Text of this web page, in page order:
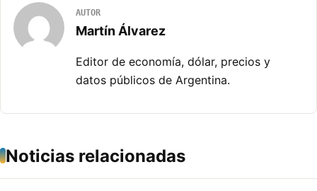
AUTOR
Martín Álvarez
Editor de economía, dólar, precios y
datos públicos de Argentina.
Noticias relacionadas